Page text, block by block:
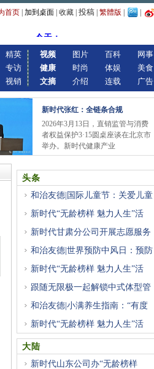
首页 加到桌面 收藏 投稿 繁體版
精英
专访
视销
视频
健康
文摘
图片
时尚
介绍
百科
体娱
连载
网事
美食
广告
新时代张红：全链条合规
2026年3月13日，直销监管与消费
者权益保护3·15圆桌座谈在北京市
举办。新时代健康产业
头条
和治友德|国际儿童节：关爱儿童
新时代“无龄榜样 魅力人生”活
新时代甘肃分公司开展志愿服务
和治友德|世界预防中风日：预防
新时代“无龄榜样 魅力人生”活
跟随无限极一起解锁中式体型管
和治友德|小满养生指南：“有度
新时代“无龄榜样 魅力人生”活
大陆
新时代山东公司办“无龄榜样